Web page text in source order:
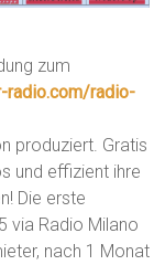
zum
radio.com/radio-
produziert. Gratis
und effizient ihre
Die erste
via Radio Milano
nach 1 Monat